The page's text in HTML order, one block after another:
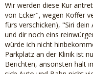
Wir werden diese Kur
von Ecker", wegen Koffer
fürs verschicken), "Siri
und dir noch eins
würde ich nicht
Parkplatz an der Klinik ist
Berichten, ansonsten halt